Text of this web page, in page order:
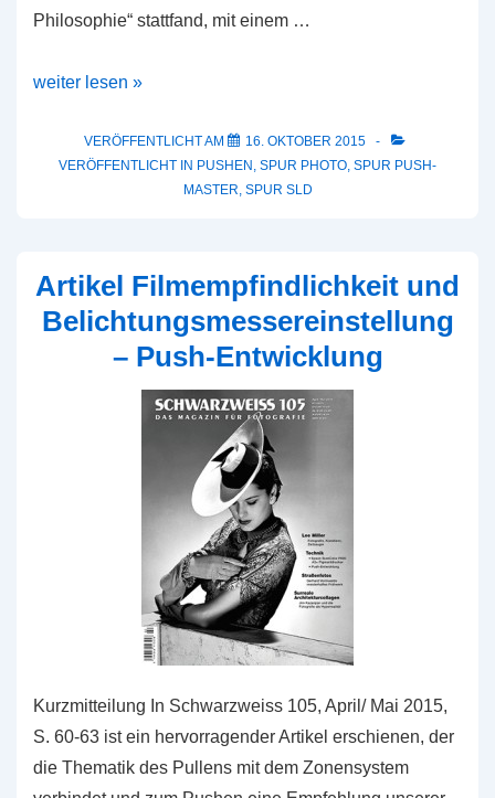
Philosophie“ stattfand, mit einem …
Rückschau
fineartforum
weiter lesen »
VERÖFFENTLICHT AM
16. OKTOBER 2015
VERÖFFENTLICHT IN PUSHEN SPUR PHOTO SPUR PUSH-
MASTER SPUR SLD
Artikel Filmempfindlichkeit und
Belichtungsmessereinstellung
– Push-Entwicklung
Kurzmitteilung In Schwarzweiss 105, April/ Mai 2015,
S. 60-63 ist ein hervorragender Artikel erschienen, der
die Thematik des Pullens mit dem Zonensystem